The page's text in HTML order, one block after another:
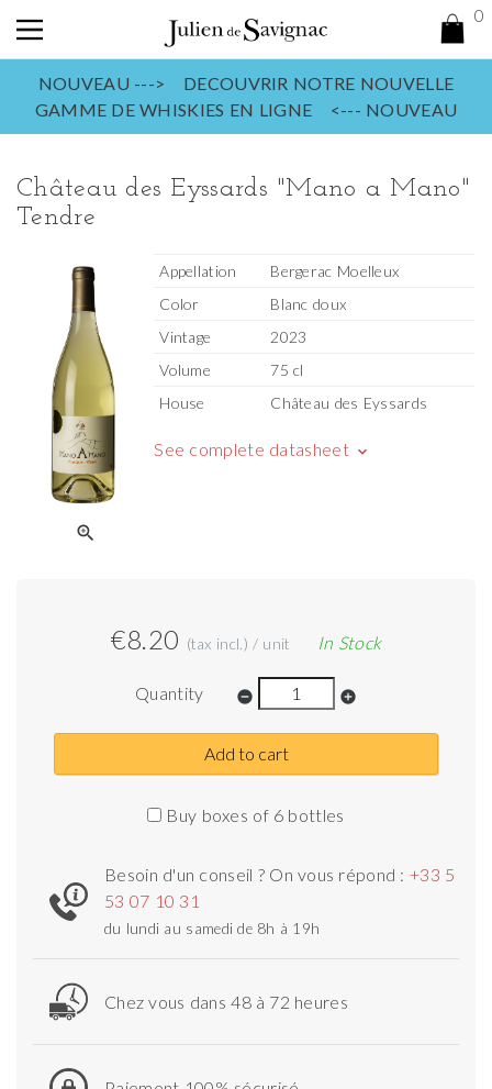
0
NOUVEAU ---> DECOUVRIR NOTRE NOUVELLE
GAMME DE WHISKIES EN LIGNE <--- NOUVEAU
Château des Eyssards "Mano a Mano"
Tendre
zoom_in
Appellation
Bergerac Moelleux
Color
Blanc doux
Vintage
2023
Volume
75 cl
House
Château des Eyssards
See complete datasheet keyboard_arrow_down
€8.20 (tax incl.) / unit In Stock
Quantity remove_circle add_circle
Add to cart
Buy boxes of 6 bottles
Besoin d'un conseil ? On vous répond : +33 5
53 07 10 31
du lundi au samedi de 8h à 19h
Chez vous dans 48 à 72 heures